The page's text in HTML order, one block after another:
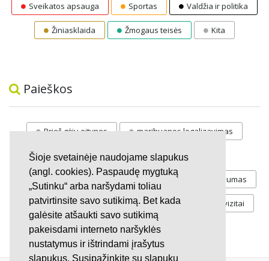
Šioje svetainėje naudojame slapukus
(angl. cookies). Paspaudę mygtuką
„Sutinku“ arba naršydami toliau
patvirtinsite savo sutikimą. Bet kada
galėsite atšaukti savo sutikimą
pakeisdami interneto naršyklės
nustatymus ir ištrindami įrašytus
slapukus. Susipažinkite su slapukų
Sveikatos apsauga Sportas Valdžia ir politika
Žiniasklaida Žmogaus teisės Kita
Paieškos
Prieš gėju eitynes marihuanos legalizavimas
STOP vaiku atemimas
Pilnos moksleivių vasaros atostogos referendumas
Keliu jaunystės Valandos Rekvizitai
Investicijos